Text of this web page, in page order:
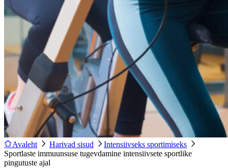
Avaleht Harivad sisud
Intensiivseks sportimiseks
Sportlaste immuunsuse tugevdamine intensiivsete sportlike
pingutuste ajal